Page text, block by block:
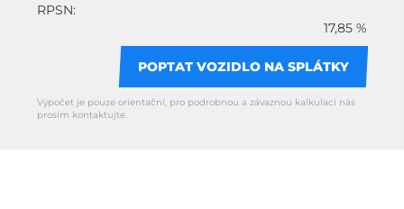
RPSN:
17,85 %
POPTAT VOZIDLO NA SPLÁTKY
Výpočet je pouze orientační, pro podrobnou a závaznou kalkulaci nás
prosím kontaktujte.